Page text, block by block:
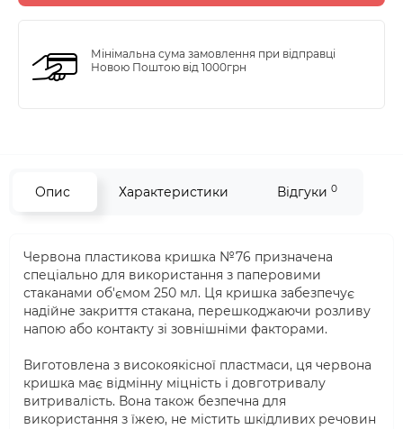
Мінімальна сума замовлення при відправці
Новою Поштою від 1000грн
Опис Характеристики Відгуки 0
Червона пластикова кришка №76 призначена
спеціально для використання з паперовими
стаканами об'ємом 250 мл. Ця кришка забезпечує
надійне закриття стакана, перешкоджаючи розливу
напою або контакту зі зовнішніми факторами.
Виготовлена з високоякісної пластмаси, ця червона
кришка має відмінну міцність і довготривалу
витривалість. Вона також безпечна для
використання з їжею, не містить шкідливих речовин